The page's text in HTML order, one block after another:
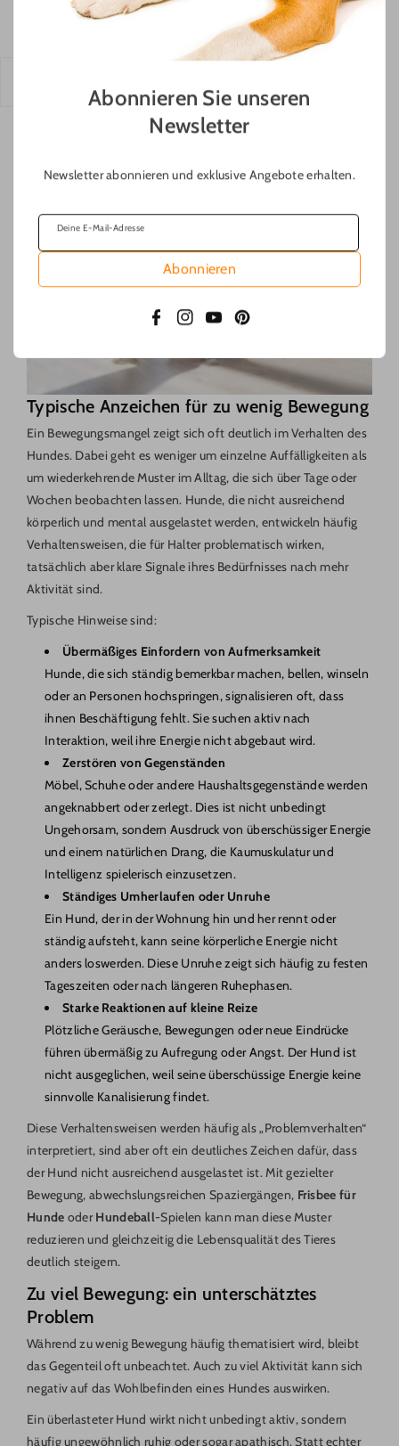
Abonnieren Sie unseren
Newsletter
Newsletter abonnieren und exklusive Angebote erhalten.
Deine E-Mail-Adresse
Abonnieren
FacebookInstagram
YouTubePinterest
ausgeglichen. Er ist weder überdreht noch erschöpft.
Wichtig ist, Anpassungen schrittweise vorzunehmen. Wird ein
Hund unruhig, kann die Aktivität leicht erhöht werden. Wirkt er
Mit der Zeit entsteht so ein individuelles Gleichgewicht, das
Typische Anzeichen für zu wenig Bewegung
Ein Bewegungsmangel zeigt sich oft deutlich im Verhalten des
Hundes. Dabei geht es weniger um einzelne Auffälligkeiten als
um wiederkehrende Muster im Alltag, die sich über Tage oder
Wochen beobachten lassen. Hunde, die nicht ausreichend
körperlich und mental ausgelastet werden, entwickeln häufig
Verhaltensweisen, die für Halter problematisch wirken,
tatsächlich aber klare Signale ihres Bedürfnisses nach mehr
Aktivität sind.
Typische Hinweise sind:
Übermäßiges Einfordern von Aufmerksamkeit
Hunde, die sich ständig bemerkbar machen, bellen, winseln
oder an Personen hochspringen, signalisieren oft, dass
ihnen Beschäftigung fehlt. Sie suchen aktiv nach
Interaktion, weil ihre Energie nicht abgebaut wird.
Zerstören von Gegenständen
Möbel, Schuhe oder andere Haushaltsgegenstände werden
angeknabbert oder zerlegt. Dies ist nicht unbedingt
Ungehorsam, sondern Ausdruck von überschüssiger Energie
und einem natürlichen Drang, die Kaumuskulatur und
Intelligenz spielerisch einzusetzen.
Ständiges Umherlaufen oder Unruhe
Ein Hund, der in der Wohnung hin und her rennt oder
ständig aufsteht, kann seine körperliche Energie nicht
anders loswerden. Diese Unruhe zeigt sich häufig zu festen
Tageszeiten oder nach längeren Ruhephasen.
Starke Reaktionen auf kleine Reize
Plötzliche Geräusche, Bewegungen oder neue Eindrücke
führen übermäßig zu Aufregung oder Angst. Der Hund ist
nicht ausgeglichen, weil seine überschüssige Energie keine
sinnvolle Kanalisierung findet.
Diese Verhaltensweisen werden häufig als „Problemverhalten“
interpretiert, sind aber oft ein deutliches Zeichen dafür, dass
der Hund nicht ausreichend ausgelastet ist. Mit gezielter
Bewegung, abwechslungsreichen Spaziergängen, Frisbee für
Hunde oderHundeball-Spielen kann man diese Muster
reduzieren und gleichzeitig die Lebensqualität des Tieres
deutlich steigern.
Zu viel Bewegung: ein unterschätztes
Problem
Während zu wenig Bewegung häufig thematisiert wird, bleibt
das Gegenteil oft unbeachtet. Auch zu viel Aktivität kann sich
negativ auf das Wohlbefinden eines Hundes auswirken.
Ein überlasteter Hund wirkt nicht unbedingt aktiv, sondern
häufig ungewöhnlich ruhig oder sogar apathisch. Statt echter